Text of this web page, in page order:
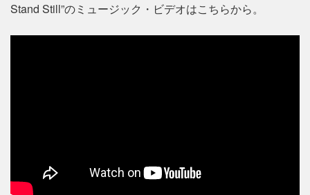
Stand Still”のミュージック・ビデオはこちらから。